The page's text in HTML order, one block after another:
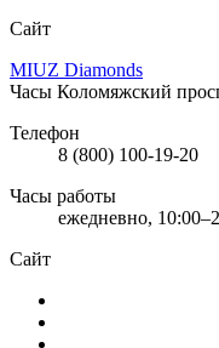
Сайт
MIUZ Diamonds
Часы Коломяжский
Телефон
8 (800) 100-19-20
Часы работы
ежедневно,
Сайт